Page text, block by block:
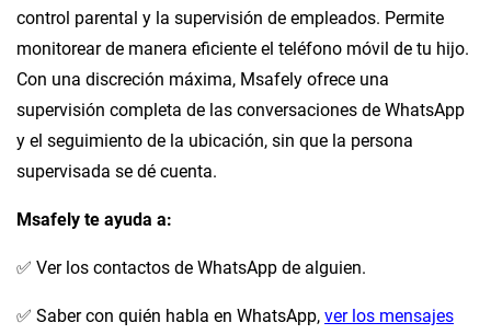
control parental y la supervisión de empleados. Permite
monitorear de manera eficiente el teléfono móvil de tu hijo.
Con una discreción máxima, Msafely ofrece una
supervisión completa de las conversaciones de WhatsApp
y el seguimiento de la ubicación, sin que la persona
supervisada se dé cuenta.
Msafely te ayuda a:
✅ Ver los contactos de WhatsApp de alguien.
✅ Saber con quién habla en WhatsApp, ver los mensajes